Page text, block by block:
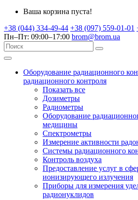
Ваша корзина пуста!
+38 (044) 334-49-44 +38 (097) 559-01-01
Пн–Пт: 09:00–17:00 brom@brom.ua
Оборудование радиационного
радиационного контроля
Показать все
Дозиметры
Радиометры
Оборудование
медицины
Спектрометры
Измерение активности
Системы радиационного
Контроль воздуха
Предоставление услуг в
ионизирующего излучения
Приборы для измерения
радионуклидов